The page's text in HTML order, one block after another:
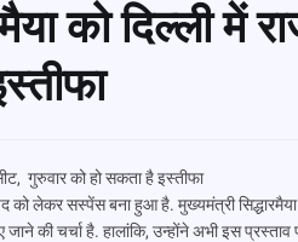
को दिल्ली में
गुरुवार को हो सकता है इस्तीफा
को लेकर सस्पेंस बना हुआ है. मुख्यमंत्री
की चर्चा है. हालांकि, उन्होंने अभी इस